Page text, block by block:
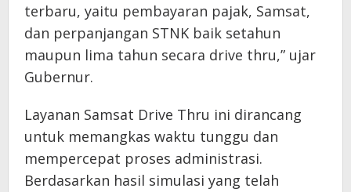
terbaru, yaitu pembayaran pajak, Samsat,
dan perpanjangan STNK baik setahun
maupun lima tahun secara drive thru,” ujar
Gubernur.
Layanan Samsat Drive Thru ini dirancang
untuk memangkas waktu tunggu dan
mempercepat proses administrasi.
Berdasarkan hasil simulasi yang telah